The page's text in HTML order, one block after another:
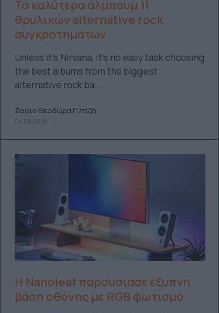
Τα καλύτερα άλμπουμ 11
θρυλικών alternative rock
συγκροτημάτων
Unless it's Nirvana, it's no easy task choosing
the best albums from the biggest
alternative rock ba...
Σοφία Θεοδώρα Γιλτίζη
04.08.2026
Η Nanoleaf παρουσίασε έξυπνη
βάση οθόνης με RGB φωτισμό